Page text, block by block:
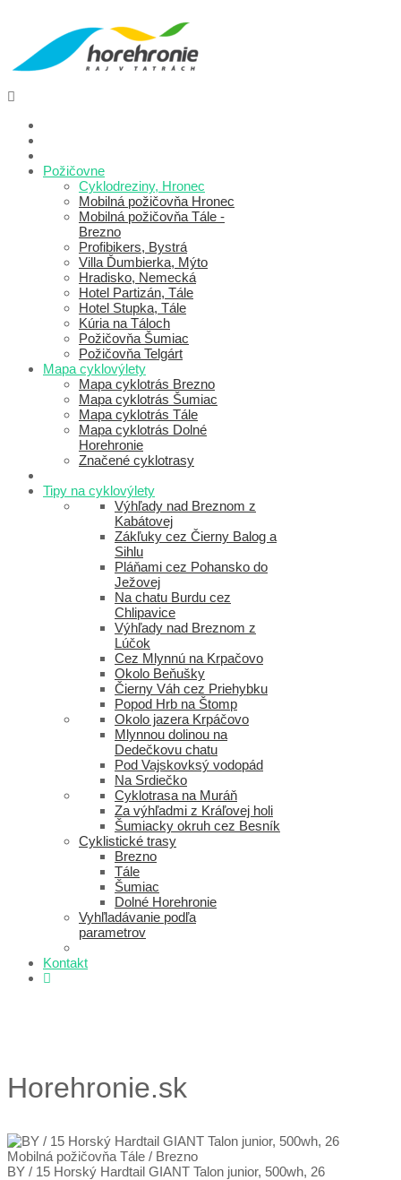
Požičovne
Cyklodreziny, Hronec
Mobilná požičovňa Hronec
Mobilná požičovňa Tále -
Brezno
Profibikers, Bystrá
Villa Ďumbierka, Mýto
Hradisko, Nemecká
Hotel Partizán, Tále
Hotel Stupka, Tále
Kúria na Táloch
Požičovňa Šumiac
Požičovňa Telgárt
Mapa cyklovýlety
Mapa cyklotrás Brezno
Mapa cyklotrás Šumiac
Mapa cyklotrás Tále
Mapa cyklotrás Dolné
Horehronie
Značené cyklotrasy
Tipy na cyklovýlety
Výhľady nad Breznom z
Kabátovej
Zákľuky cez Čierny Balog a
Sihlu
Pláňami cez Pohansko do
Ježovej
Na chatu Burdu cez
Chlipavice
Výhľady nad Breznom z
Lúčok
Cez Mlynnú na Krpačovo
Okolo Beňušky
Čierny Váh cez Priehybku
Popod Hrb na Štomp
Okolo jazera Krpáčovo
Mlynnou dolinou na
Dedečkovu chatu
Pod Vajskovksý vodopád
Na Srdiečko
Cyklotrasa na Muráň
Za výhľadmi z Kráľovej holi
Šumiacky okruh cez Besník
Cyklistické trasy
Brezno
Tále
Šumiac
Dolné Horehronie
Vyhľladávanie podľa
parametrov
Kontakt
Horehronie.sk
Mobilná požičovňa Tále / Brezno
BY / 15 Horský Hardtail GIANT Talon junior, 500wh, 26